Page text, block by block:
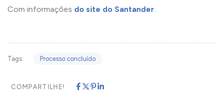
Com informações do site do Santander
Tags: Processo concluído
COMPARTILHE!